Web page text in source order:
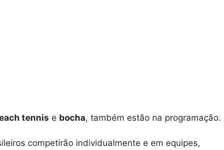
tennis e bocha, também estão na programação.
competirão individualmente e em equipes,